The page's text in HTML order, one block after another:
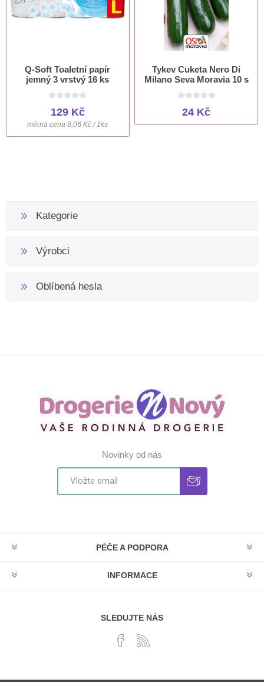
Q-Soft Toaletní papír
jemný 3 vrstvý 16 ks
129 Kč
měrná cena 8,06 Kč / 1ks
Tykev Cuketa Nero Di
Milano Seva Moravia 10 s
24 Kč
Kategorie
Výrobci
Oblíbená hesla
Novinky od nás
PÉČE A PODPORA
INFORMACE
SLEDUJTE NÁS